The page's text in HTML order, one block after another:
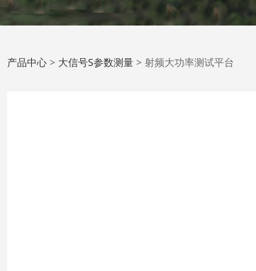
射频大功率测试平台
产品中心 > 大信号S参数测量 > 射频大功率测试平台